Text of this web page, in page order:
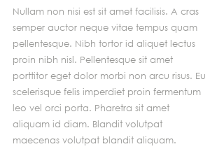
Nullam non nisi est sit amet facilisis. A cras
semper auctor neque vitae tempus quam
pellentesque. Nibh tortor id aliquet lectus
proin nibh nisl. Pellentesque sit amet
porttitor eget dolor morbi non arcu risus. Eu
scelerisque felis imperdiet proin fermentum
leo vel orci porta. Pharetra sit amet
aliquam id diam. Blandit volutpat
maecenas volutpat blandit aliquam.